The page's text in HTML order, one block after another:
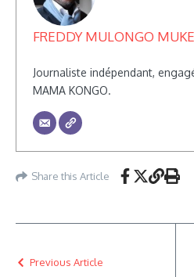
FREDDY MULONGO
Journaliste indépendant,
MAMA KONGO.
Share this Article
Previous Article